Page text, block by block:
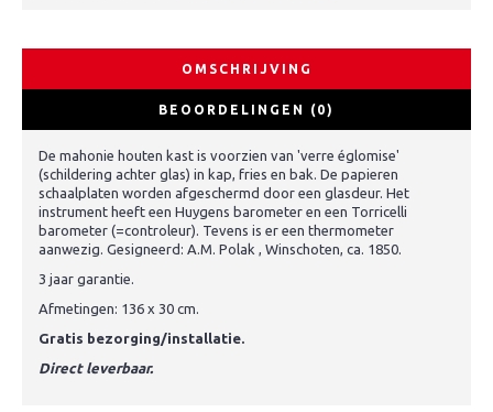
OMSCHRIJVING
BEOORDELINGEN (0)
De mahonie houten kast is voorzien van 'verre églomise'
(schildering achter glas) in kap, fries en bak. De papieren
schaalplaten worden afgeschermd door een glasdeur. Het
instrument heeft een Huygens barometer en een Torricelli
barometer (=controleur). Tevens is er een thermometer
aanwezig. Gesigneerd: A.M. Polak , Winschoten, ca. 1850.
3 jaar garantie.
Afmetingen: 136 x 30 cm.
Gratis bezorging/installatie.
Direct leverbaar.